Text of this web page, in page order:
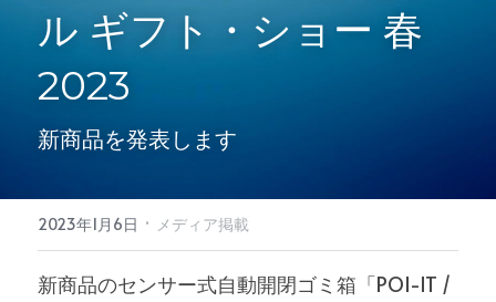
検索
ル ギフト・ショー 春
2023
新商品を発表します
2023年1月6日 · メディア掲載
新商品のセンサー式自動開閉ゴミ箱「POI-IT /